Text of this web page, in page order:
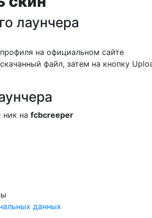
лаунчера
на официальном сайте
файл, затем на кнопку
ник на fcbcreeper
данных